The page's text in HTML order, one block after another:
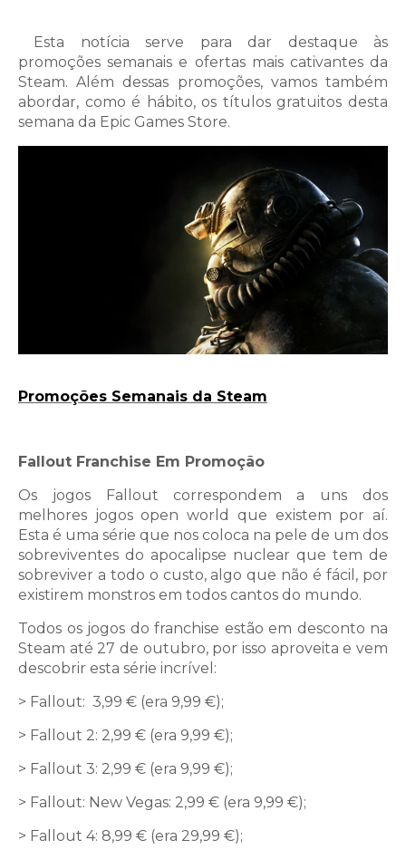
Esta notícia serve para dar destaque às
promoções semanais e ofertas mais cativantes da
Steam. Além dessas promoções, vamos também
abordar, como é hábito, os títulos gratuitos desta
semana da Epic Games Store.
Promoções Semanais da Steam
Fallout Franchise Em Promoção
Os jogos Fallout correspondem a uns dos
melhores jogos open world que existem por aí.
Esta é uma série que nos coloca na pele de um dos
sobreviventes do apocalipse nuclear que tem de
sobreviver a todo o custo, algo que não é fácil, por
existirem monstros em todos cantos do mundo.
Todos os jogos do franchise estão em desconto na
Steam até 27 de outubro, por isso aproveita e vem
descobrir esta série incrível:
> Fallout: 3,99 € (era 9,99 €);
> Fallout 2: 2,99 € (era 9,99 €);
> Fallout 3: 2,99 € (era 9,99 €);
> Fallout: New Vegas: 2,99 € (era 9,99 €);
> Fallout 4: 8,99 € (era 29,99 €);